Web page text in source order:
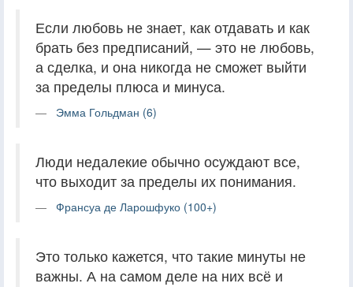
Если любовь не знает, как отдавать и как
брать без предписаний, — это не любовь,
а сделка, и она никогда не сможет выйти
за пределы плюса и минуса.
Эмма Гольдман (6)
Люди недалекие обычно осуждают все,
что выходит за пределы их понимания.
Франсуа де Ларошфуко (100+)
Это только кажется, что такие минуты не
важны. А на самом деле на них всё и